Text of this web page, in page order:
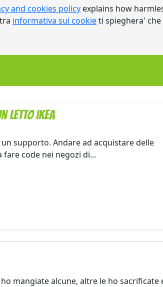
and cookies policy explains how
informativa sui cookieti spieghera'
letto Ikea
supporto. Andare ad acquistare delle
code nei negozi di...
mangiate alcune, altre le ho sacrificate